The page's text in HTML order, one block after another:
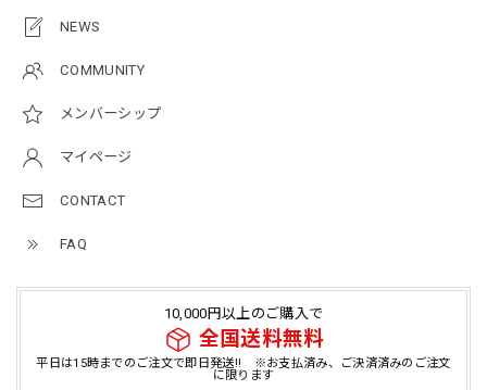
NEWS
COMMUNITY
メンバーシップ
マイページ
CONTACT
FAQ
10,000円以上のご購入で
全国送料無料
平日は15時までのご注文で即日発送!! ※お支払済み、ご決済済みのご注文
に限ります